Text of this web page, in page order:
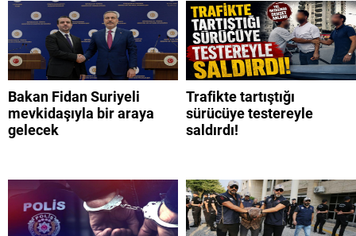
Bakan Fidan Suriyeli
mevkidaşıyla bir araya
gelecek
Trafikte tartıştığı
sürücüye testereyle
saldırdı!